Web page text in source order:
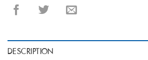
DESCRIPTION